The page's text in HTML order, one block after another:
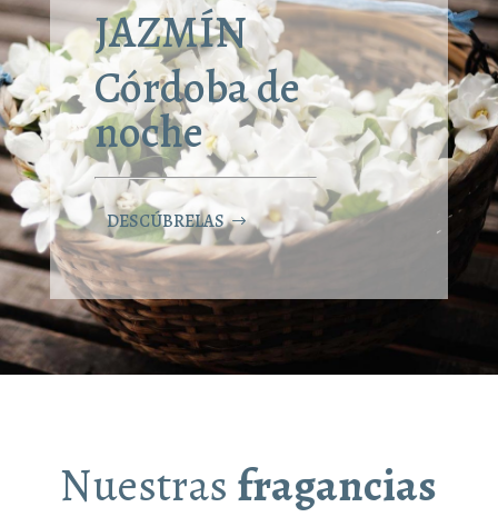
JAZMÍN
Córdoba de
noche
DESCÚBRELAS
Nuestras fragancias